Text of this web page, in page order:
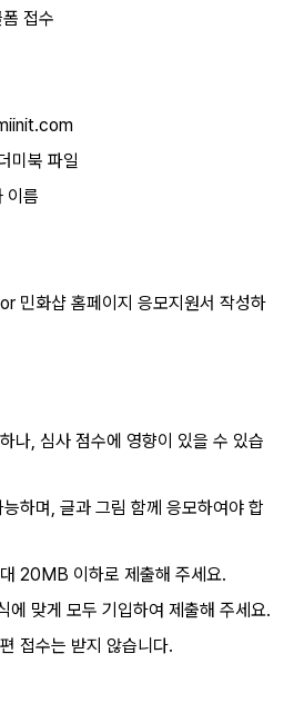
접수
미북 파일
이름
or 민화샵 홈페이지 응모지원서 작성하
나, 심사 점수에 영향이 있을 수 있습
하며, 글과 그림 함께 응모하여야 합
20MB 이하로 제출해 주세요.
에 맞게 모두 기입하여 제출해 주세요.
접수는 받지 않습니다.